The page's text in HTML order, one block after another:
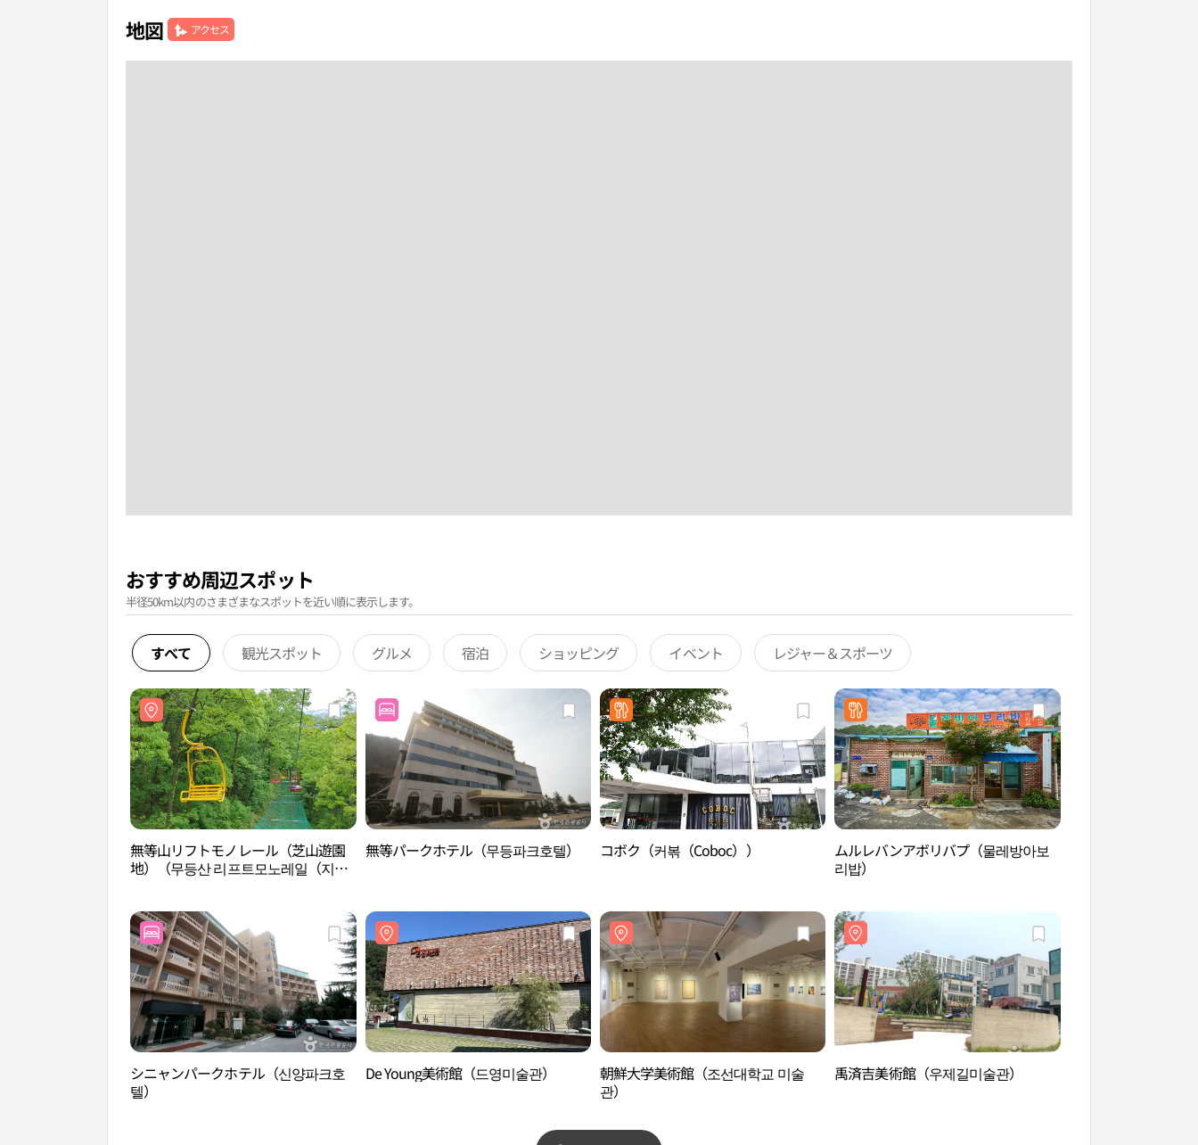
地図 アクセス
おすすめ周辺スポット
半径50km以内のさまざまなスポットを近い順に表示します。
すべて 観光スポット グルメ 宿泊 ショッピング イベント レジャー＆スポーツ
無等山リフトモノレール（芝山遊園
地）（무등산 리프트모노레일（지산
無等パークホテル（무등파크호텔） コボク（커볶（Coboc））
ムルレバンアボリバプ（물레방아보
리밥）
シニャンパークホテル（신양파크호
텔）
De Young美術館（드영미술관）
朝鮮大学美術館（조선대학교 미술
관）
禹済吉美術館（우제길미술관）